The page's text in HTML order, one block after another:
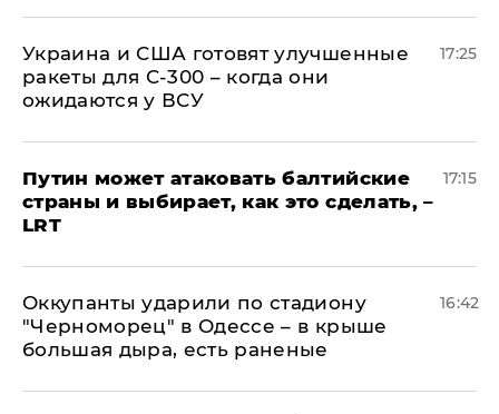
Украина и США готовят улучшенные
ракеты для С-300 – когда они
ожидаются у ВСУ
17:25
Путин может атаковать балтийские
страны и выбирает, как это сделать, –
LRT
17:15
Оккупанты ударили по стадиону
"Черноморец" в Одессе – в крыше
большая дыра, есть раненые
16:42